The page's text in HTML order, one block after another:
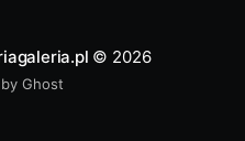
© 2026
Ghost